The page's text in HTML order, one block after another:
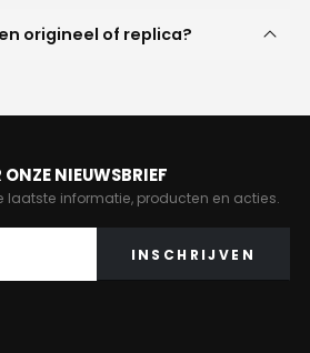
origineel of replica?
NIEUWSBRIEF
laatste informatie, producten en acties.